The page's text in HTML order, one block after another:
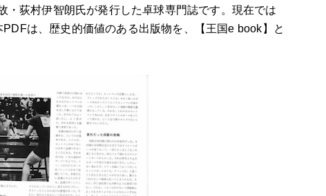
荻村伊智朗氏が発行した卓球専門誌です。現在では
は、歴史的価値のある出版物を、【王国e book】と